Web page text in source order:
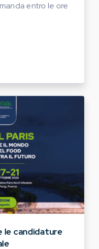
entro le ore
ARSIAL INVITANO
le candidature